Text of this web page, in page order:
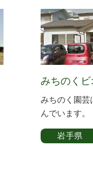
みちのく
みちのく園芸
んでいます。
岩手県